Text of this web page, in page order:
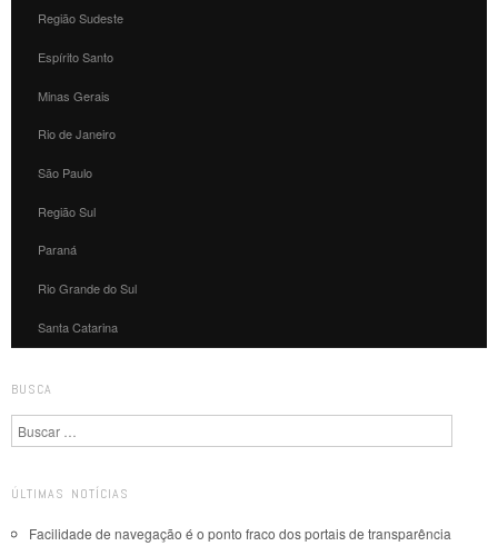
Região Sudeste
Espírito Santo
Minas Gerais
Rio de Janeiro
São Paulo
Região Sul
Paraná
Rio Grande do Sul
Santa Catarina
BUSCA
Pesquisa
ÚLTIMAS NOTÍCIAS
Facilidade de navegação é o ponto fraco dos portais de transparência